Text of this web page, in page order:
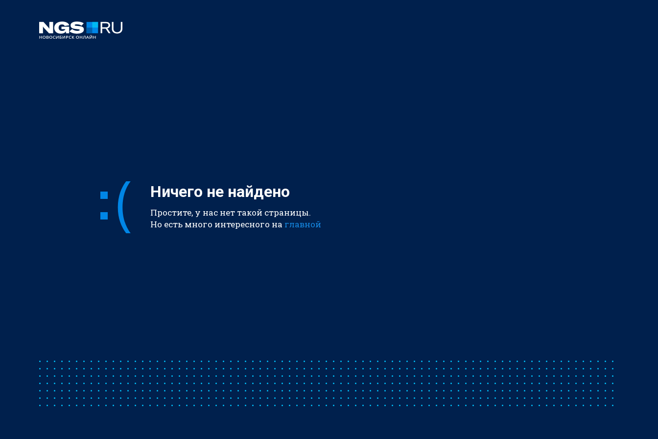
Ничего не найдено
Простите, у нас нет такой страницы.
Но есть много интересного на главной